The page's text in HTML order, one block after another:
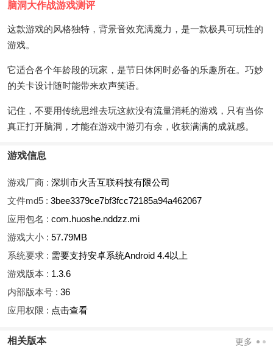
脑洞大作战游戏测评
这款游戏的风格独特，背景音效充满魔力，是一款极具可玩性的
游戏。
它适合各个年龄段的玩家，是节日休闲时必备的乐趣所在。巧妙
的关卡设计随时能带来欢声笑语。
记住，不要用传统思维去玩这款没有流量消耗的游戏，只有当你
真正打开脑洞，才能在游戏中游刃有余，收获满满的成就感。
游戏信息
游戏厂商 : 深圳市火舌互联科技有限公司
文件md5 : 3bee3379ce7bf3fcc72185a94a462067
应用包名 : com.huoshe.nddzz.mi
游戏大小 : 57.79MB
系统要求 : 需要支持安卓系统Android 4.4以上
游戏版本 : 1.3.6
内部版本号 : 36
应用权限 : 点击查看
相关版本 更多